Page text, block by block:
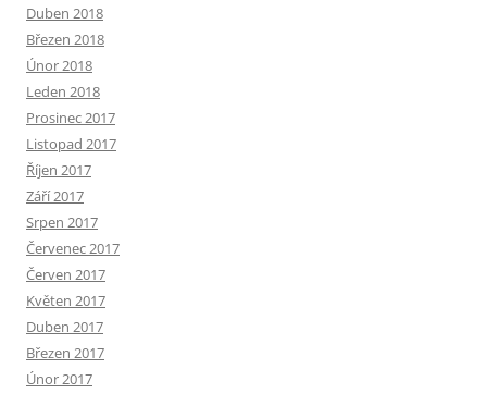
Duben 2018
Březen 2018
Únor 2018
Leden 2018
Prosinec 2017
Listopad 2017
Říjen 2017
Září 2017
Srpen 2017
Červenec 2017
Červen 2017
Květen 2017
Duben 2017
Březen 2017
Únor 2017